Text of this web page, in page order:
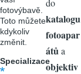
fotovýbavě.
Toto můžete
kdykoliv
změnit.
Specializace
katalogu
fotoapar
átů a
objektiv